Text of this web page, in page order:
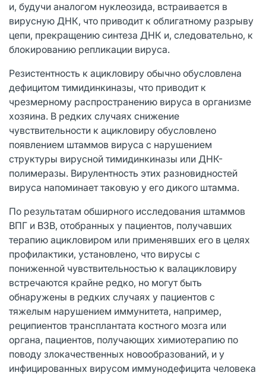
и, будучи аналогом нуклеозида, встраивается в
вирусную ДНК, что приводит к облигатному разрыву
цепи, прекращению синтеза ДНК и, следовательно, к
блокированию репликации вируса.
Резистентность к ацикловиру обычно обусловлена
дефицитом тимидинкиназы, что приводит к
чрезмерному распространению вируса в организме
хозяина. В редких случаях снижение
чувствительности к ацикловиру обусловлено
появлением штаммов вируса с нарушением
структуры вирусной тимидинкиназы или ДНК-
полимеразы. Вирулентность этих разновидностей
вируса напоминает таковую у его дикого штамма.
По результатам обширного исследования штаммов
ВПГ и ВЗВ, отобранных у пациентов, получавших
терапию ацикловиром или применявших его в целях
профилактики, установлено, что вирусы с
пониженной чувствительностью к валацикловиру
встречаются крайне редко, но могут быть
обнаружены в редких случаях у пациентов с
тяжелым нарушением иммунитета, например,
реципиентов трансплантата костного мозга или
органа, пациентов, получающих химиотерапию по
поводу злокачественных новообразований, и у
инфицированных вирусом иммунодефицита человека